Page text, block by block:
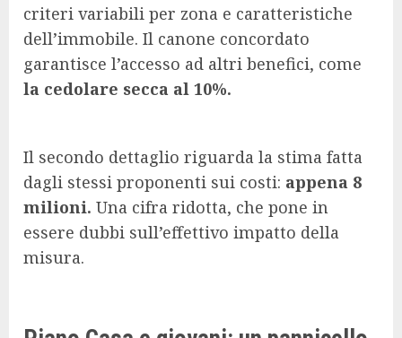
criteri variabili per zona e caratteristiche
dell’immobile. Il canone concordato
garantisce l’accesso ad altri benefici, come
la cedolare secca al 10%.
Il secondo dettaglio riguarda la stima fatta
dagli stessi proponenti sui costi: appena 8
milioni. Una cifra ridotta, che pone in
essere dubbi sull’effettivo impatto della
misura.